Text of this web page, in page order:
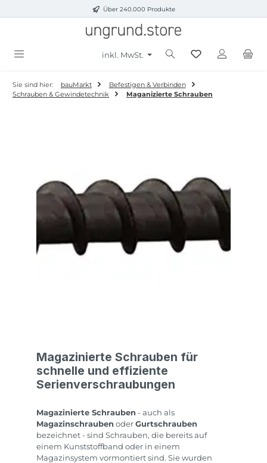
Zum Hauptinhalt springenÜber 240.000 Produkte
inkl. MwSt.
Sie sind hier: bauMarkt
Befestigen & Verbinden
Schrauben & Gewindetechnik
Maganizierte Schrauben
Magazinierte Schrauben für
schnelle und effiziente
Serienverschraubungen
Magazinierte Schrauben - auch als
Magazinschrauben oder Gurtschrauben
bezeichnet - sind Schrauben, die bereits auf
einem Kunststoffband oder in einem
Magazinsystem vormontiert sind. Sie wurden